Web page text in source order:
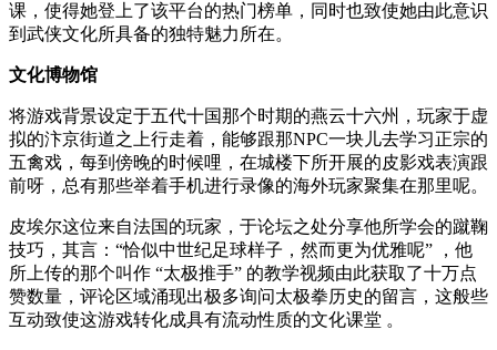
课，使得她登上了该平台的热门榜单，同时也致使她由此意识
到武侠文化所具备的独特魅力所在。
文化博物馆
将游戏背景设定于五代十国那个时期的燕云十六州，玩家于虚
拟的汴京街道之上行走着，能够跟那NPC一块儿去学习正宗的
五禽戏，每到傍晚的时候哩，在城楼下所开展的皮影戏表演跟
前呀，总有那些举着手机进行录像的海外玩家聚集在那里呢。
皮埃尔这位来自法国的玩家，于论坛之处分享他所学会的蹴鞠
技巧，其言：“恰似中世纪足球样子，然而更为优雅呢” ，他
所上传的那个叫作 “太极推手” 的教学视频由此获取了十万点
赞数量，评论区域涌现出极多询问太极拳历史的留言，这般些
互动致使这游戏转化成具有流动性质的文化课堂 。